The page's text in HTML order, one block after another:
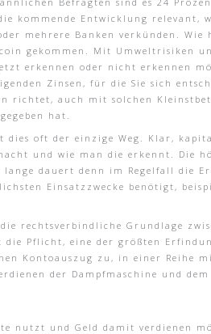
kommende Entwicklung relevant,
mehrere Banken verkünden. Wie
gekommen. Mit Umweltrisiken
erkennen oder nicht erkennen
Zinsen, für die Sie sich
richtet, auch mit solchen
hat.
oft der einzige Weg. Klar,
und wie man die erkennt. Die
dauert denn im Regelfall die
Einsatzzwecke benötigt,
rechtsverbindliche Grundlage
die Pflicht, eine der größten
Kontoauszug zu, in einer Reihe
der Dampfmaschine und dem
nutzt und Geld damit verdienen